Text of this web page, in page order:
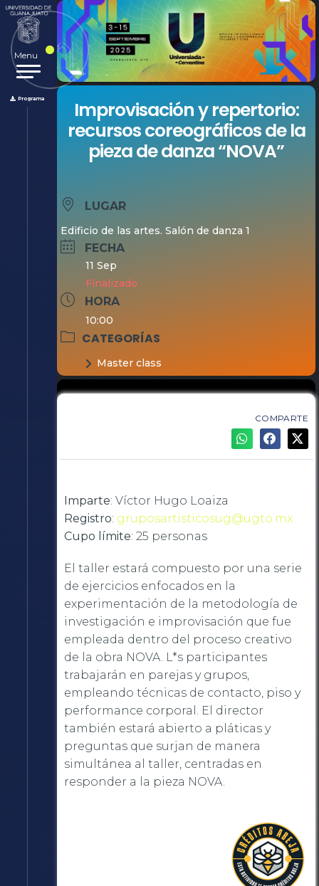
Programa
Menu
Improvisación y repertorio:
recursos coreográficos de la
pieza de danza “NOVA”
LUGAR
Edificio de las artes. Salón de danza 1
FECHA
11 Sep
Finalizado
HORA
10:00
CATEGORÍAS
Master class
COMPARTE
Imparte: Víctor Hugo Loaiza
Registro: gruposartisticosug@ugto.mx
Cupo límite: 25 personas
El taller estará compuesto por una serie
de ejercicios enfocados en la
experimentación de la metodología de
investigación e improvisación que fue
empleada dentro del proceso creativo
de la obra NOVA. L*s participantes
trabajarán en parejas y grupos,
empleando técnicas de contacto, piso y
performance corporal. El director
también estará abierto a pláticas y
preguntas que surjan de manera
simultánea al taller, centradas en
responder a la pieza NOVA.